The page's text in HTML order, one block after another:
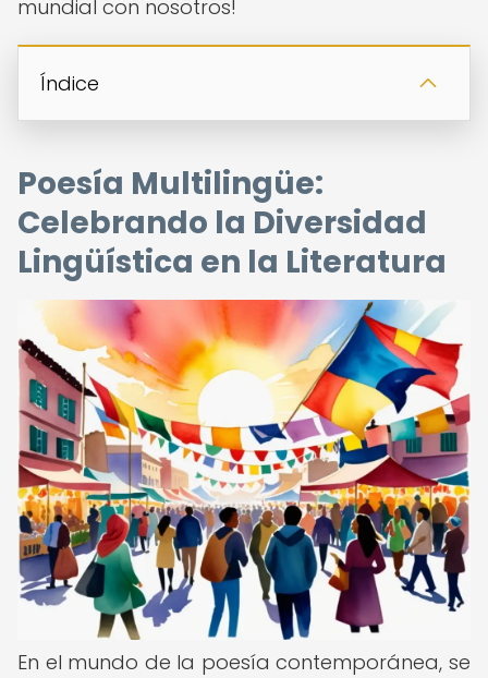
mundial con nosotros!
Índice
Poesía Multilingüe:
Celebrando la Diversidad
Lingüística en la Literatura
En el mundo de la poesía contemporánea, se